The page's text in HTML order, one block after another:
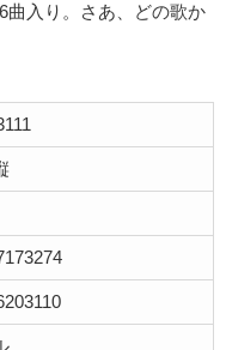
曲入り。さあ、どの歌か